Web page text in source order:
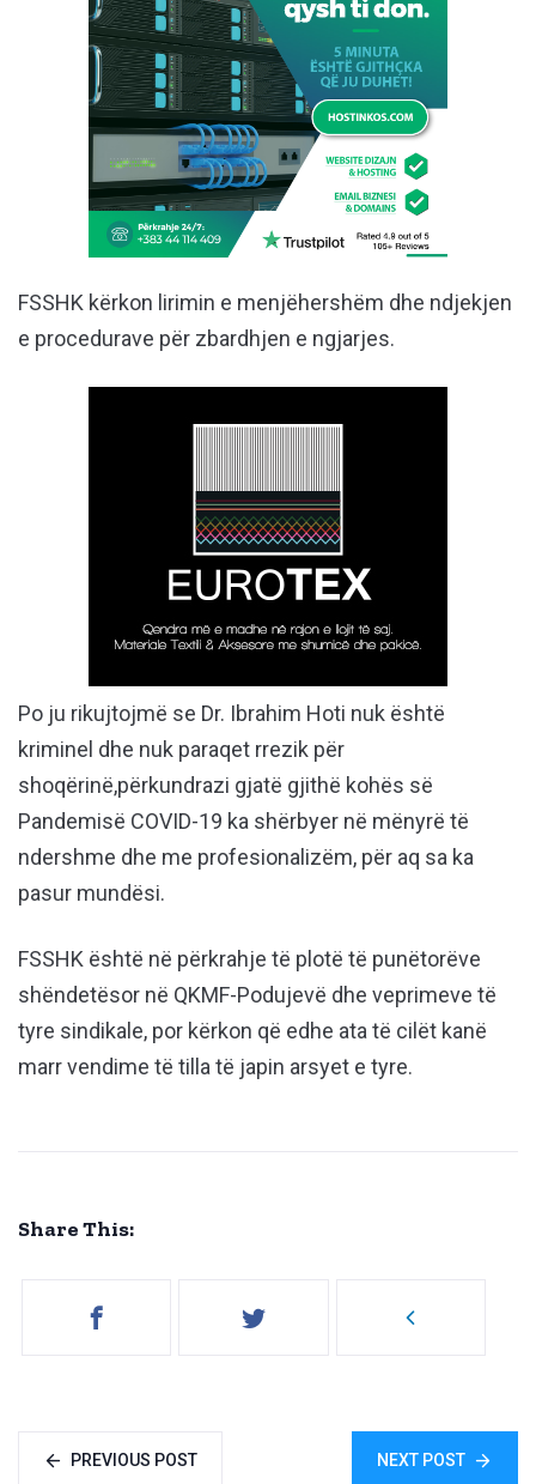
FSSHK kërkon lirimin e menjëhershëm dhe ndjekjen
e procedurave për zbardhjen e ngjarjes.
Po ju rikujtojmë se Dr. Ibrahim Hoti nuk është
kriminel dhe nuk paraqet rrezik për
shoqërinë,përkundrazi gjatë gjithë kohës së
Pandemisë COVID-19 ka shërbyer në mënyrë të
ndershme dhe me profesionalizëm, për aq sa ka
pasur mundësi.
FSSHK është në përkrahje të plotë të punëtorëve
shëndetësor në QKMF-Podujevë dhe veprimeve të
tyre sindikale, por kërkon që edhe ata të cilët kanë
marr vendime të tilla të japin arsyet e tyre.
Share This:
PREVIOUS POST NEXT POST